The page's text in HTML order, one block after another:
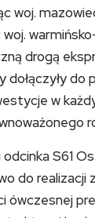
woj.
drogą
do
w
S61
do realizacji
ówczesnej